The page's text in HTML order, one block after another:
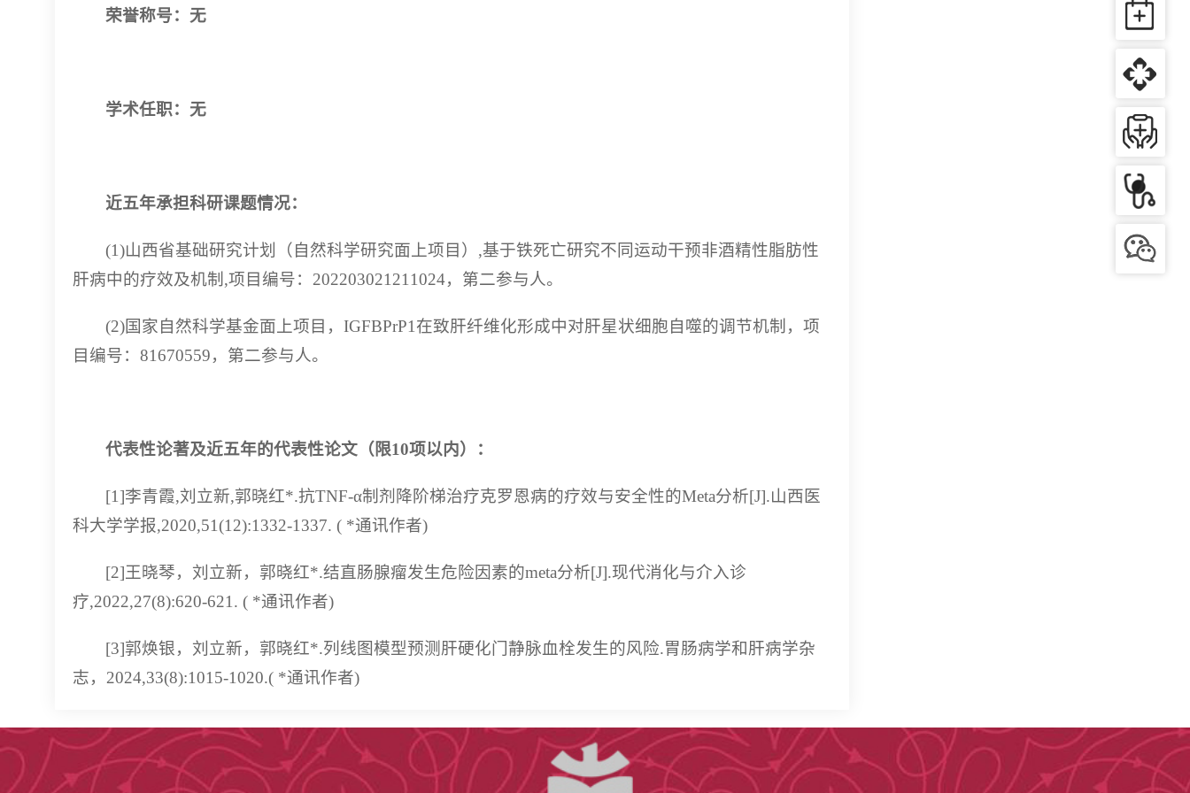
荣誉称号：无
学术任职：无
近五年承担科研课题情况：
(1)山西省基础研究计划（自然科学研究面上项目）,基于铁死亡研究不同运动干预非酒精性脂肪性
肝病中的疗效及机制,项目编号：202203021211024，第二参与人。
(2)国家自然科学基金面上项目，IGFBPrP1在致肝纤维化形成中对肝星状细胞自噬的调节机制，项
目编号：81670559，第二参与人。
代表性论著及近五年的代表性论文（限10项以内）：
[1]李青霞,刘立新,郭晓红*.抗TNF-α制剂降阶梯治疗克罗恩病的疗效与安全性的Meta分析[J].山西医
科大学学报,2020,51(12):1332-1337. ( *通讯作者)
[2]王晓琴，刘立新，郭晓红*.结直肠腺瘤发生危险因素的meta分析[J].现代消化与介入诊
疗,2022,27(8):620-621. ( *通讯作者)
[3]郭焕银，刘立新，郭晓红*.列线图模型预测肝硬化门静脉血栓发生的风险.胃肠病学和肝病学杂
志，2024,33(8):1015-1020.( *通讯作者)